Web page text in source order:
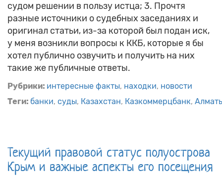
судом решении в пользу истца; 3. Прочтя
разные источники о судебных заседаниях и
оригинал статьи, из-за которой был подан иск,
у меня возникли вопросы к ККБ, которые я бы
хотел публично озвучить и получить на них
такие же публичные ответы.
Рубрики: интересные факты находки новости
Теги: банки суды Казахстан Казкоммерцбанк
Текущий правовой статус полуострова
Крым и важные аспекты его посещения